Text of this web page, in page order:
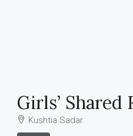
Girls’ Shared
Kushtia Sadar